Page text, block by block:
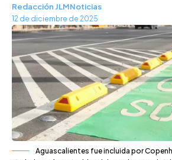
Redacción JLMNoticias
12 de diciembre de 2025
Aguascalientes fue incluida por